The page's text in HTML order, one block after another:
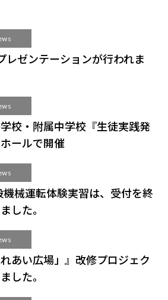
レゼンテーションが行われま
校・附属中学校『生徒実践発
ールで開催
機械運転体験実習は、受付を終
した。
れあい広場」』改修プロジェク
した。